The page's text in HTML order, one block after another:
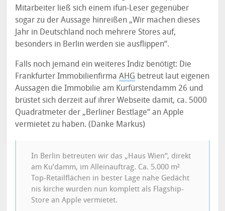
Mitarbeiter ließ sich einem ifun-Leser gegenüber
sogar zu der Aussage hinreißen „Wir machen dieses
Jahr in Deutschland noch mehrere Stores auf,
besonders in Berlin werden sie ausflippen“.
Falls noch jemand ein weiteres Indiz benötigt: Die
Frankfurter ImmobilienfirmaAHG betreut laut eigenen
Aussagen die Immobilie am Kurfürstendamm 26 und
brüstet sich derzeit auf ihrer Webseite damit, ca. 5000
Quadratmeter der „Berliner Bestlage“ an Apple
vermietet zu haben. (Danke Markus)
In Berlin betreuten wir das „Haus Wien“, direkt
am Ku’damm, im Alleinauftrag. Ca. 5.000 m²
Top-Retailflächen in bester Lage nahe Gedächt
nis kirche wurden nun komplett als Flagship-
Store an Apple vermietet.